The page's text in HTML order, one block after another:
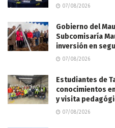
07/08/2026
Gobierno del
Subcomisaría
inversión en
07/08/2026
Estudiantes de
conocimientos
y visita
07/08/2026